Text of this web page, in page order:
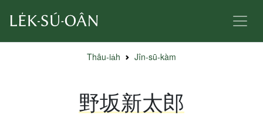
Thâu-ia̍h Jîn-sū-kàm
野坂新太郎